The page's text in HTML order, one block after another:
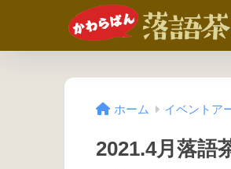
ホーム イベントア
2021.4月落語